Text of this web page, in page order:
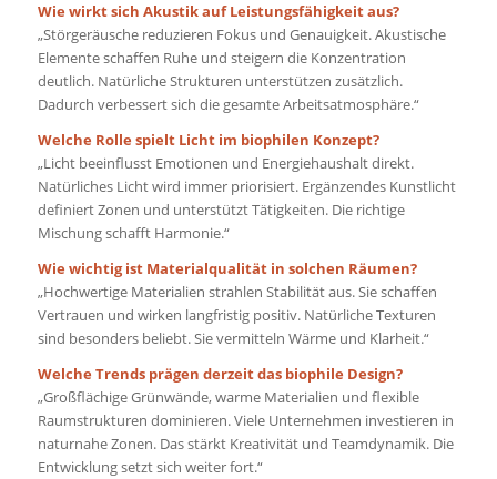
Wie wirkt sich Akustik auf Leistungsfähigkeit aus?
„Störgeräusche reduzieren Fokus und Genauigkeit. Akustische
Elemente schaffen Ruhe und steigern die Konzentration
deutlich. Natürliche Strukturen unterstützen zusätzlich.
Dadurch verbessert sich die gesamte Arbeitsatmosphäre.“
Welche Rolle spielt Licht im biophilen Konzept?
„Licht beeinflusst Emotionen und Energiehaushalt direkt.
Natürliches Licht wird immer priorisiert. Ergänzendes Kunstlicht
definiert Zonen und unterstützt Tätigkeiten. Die richtige
Mischung schafft Harmonie.“
Wie wichtig ist Materialqualität in solchen Räumen?
„Hochwertige Materialien strahlen Stabilität aus. Sie schaffen
Vertrauen und wirken langfristig positiv. Natürliche Texturen
sind besonders beliebt. Sie vermitteln Wärme und Klarheit.“
Welche Trends prägen derzeit das biophile Design?
„Großflächige Grünwände, warme Materialien und flexible
Raumstrukturen dominieren. Viele Unternehmen investieren in
naturnahe Zonen. Das stärkt Kreativität und Teamdynamik. Die
Entwicklung setzt sich weiter fort.“